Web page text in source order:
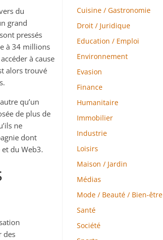
du
grand
pressés
à 34 millions
à cause
alors trouvé
qu’un
de plus de
ne
dont
du Web3.
des
Cuisine / Gastronomie
Droit / Juridique
Education / Emploi
Environnement
Evasion
Finance
Humanitaire
Immobilier
Industrie
Loisirs
Maison / Jardin
Médias
Mode / Beauté / Bien-être
Santé
Société